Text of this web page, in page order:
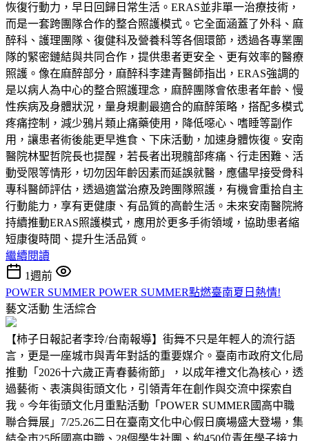
恢復行動力，早日回歸日常生活。ERAS並非單一治療技術，
而是一套跨團隊合作的整合照護模式。它全面涵蓋了外科、麻
醉科、護理團隊、復健科及營養科等各個環節，透過各專業團
隊的緊密鏈結與共同合作，提供患者更安全、更有效率的醫療
照護。像在麻醉部分，麻醉科李建青醫師指出，ERAS強調的
是以病人為中心的整合照護理念，麻醉團隊會依患者年齡、慢
性疾病及身體狀況，量身規劃最適合的麻醉策略，搭配多模式
疼痛控制，減少鴉片類止痛藥使用，降低噁心、嗜睡等副作
用，讓患者術後能更早進食、下床活動，加速身體恢復。安南
醫院林聖哲院長也提醒，若長者出現髖部疼痛、行走困難、活
動受限等情形，切勿因年齡因素而延誤就醫，應儘早接受骨科
專科醫師評估，透過適當治療及跨團隊照護，有機會重拾自主
行動能力，享有更健康、有品質的高齡生活。未來安南醫院將
持續推動ERAS照護模式，應用於更多手術領域，協助患者縮
短康復時間、提升生活品質。
繼續閱讀
1週前
POWER SUMMER POWER SUMMER點燃臺南夏日熱情!
藝文活動 生活綜合
【柿子日報記者李玲/台南報導】街舞不只是年輕人的流行語
言，更是一座城市與青年對話的重要媒介。臺南市政府文化局
推動「2026十六歲正青春藝術節」，以成年禮文化為核心，透
過藝術、表演與街頭文化，引領青年在創作與交流中探索自
我。今年街頭文化月重點活動「POWER SUMMER國高中職
聯合舞展」7/25.26二日在臺南文化中心假日廣場盛大登場，集
結全市25所國高中職、28個學生社團、約450位青年學子接力